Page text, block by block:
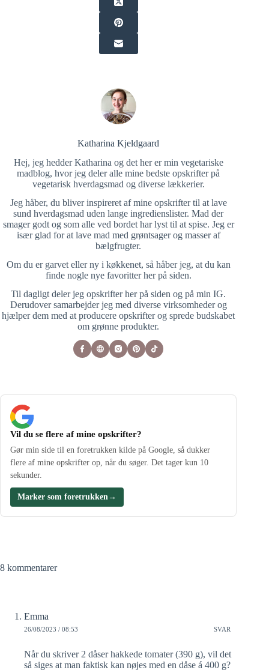
Katharina Kjeldgaard
Hej, jeg hedder Katharina og det her er min vegetariske
madblog, hvor jeg deler alle mine bedste opskrifter på
vegetarisk hverdagsmad og diverse lækkerier.
Jeg håber, du bliver inspireret af mine opskrifter til at lave
sund hverdagsmad uden lange ingredienslister. Mad der
smager godt og som alle ved bordet har lyst til at spise. Jeg er
især glad for at lave mad med grøntsager og masser af
bælgfrugter.
Om du er garvet eller ny i køkkenet, så håber jeg, at du kan
finde nogle nye favoritter her på siden.
Til dagligt deler jeg opskrifter her på siden og på min IG.
Derudover samarbejder jeg med diverse virksomheder og
hjælper dem med at producere opskrifter og sprede budskabet
om grønne produkter.
Vil du se flere af mine opskrifter?
Gør min side til en foretrukken kilde på Google, så dukker
flere af mine opskrifter op, når du søger. Det tager kun 10
sekunder.
Marker som foretrukken →
8 kommentarer
Emma
26/08/2023 / 08:53 SVAR
Når du skriver 2 dåser hakkede tomater (390 g), vil det
så siges at man faktisk kan nøjes med en dåse á 400 g?